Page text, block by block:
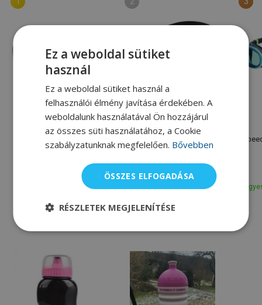
8 100 Ft
Speedo Fastskin Hyper
Elite Mirror
22 530 Ft 19 520 Ft
Raktáron
Ez a weboldal sütiket
használ
Ez a weboldal sütiket használ a
felhasználói élmény javítása érdekében. A
weboldalunk használatával Ön hozzájárul
az összes süti használatához, a Cookie
szabályzatunknak megfelelően. Bővebben
ÖSSZES ELFOGADÁSA
RÉSZLETEK MEGJELENÍTÉSE